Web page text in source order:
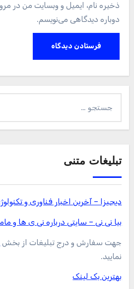
ذخیره نام، ایمیل و وبسایت من در
دوباره دیدگاهی می‌نویسم.
برای:
تبلیغات متنی
دیجیزا – آخرین اخبار فناوری و
بیا نی نی – سایتی درباره نی ی ها و
جهت سفارش و درج تبلیغات از بخش
نمایید.
بهترین بک لینک